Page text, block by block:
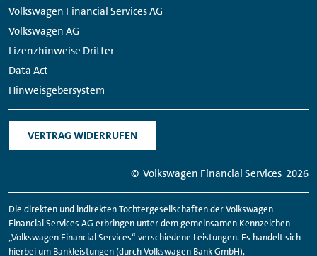
Volkswagen Financial Services AG
Volkswagen AG
Lizenzhinweise Dritter
Data Act
Hinweisgebersystem
VERTRAG WIDERRUFEN
© Volkswagen Financial Services 2026
Die direkten und indirekten Tochtergesellschaften der Volkswagen
FinancialServices AG erbringen unter dem gemeinsamen Kennzeichen
„Volkswagen FinancialServices“ verschiedene Leistungen. Es handelt sich
hierbei um Bankleistungen (durch Volkswagen Bank GmbH),